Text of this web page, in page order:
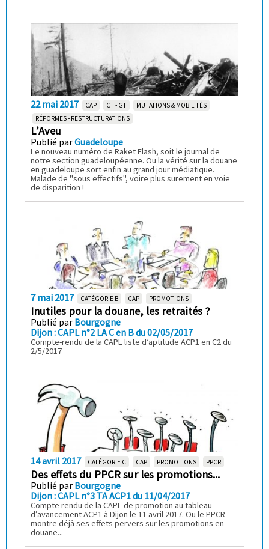
22 mai 2017 CAP CT - GT
MUTATIONS & MOBILITÉS
RÉFORMES - RESTRUCTURATIONS
L’Aveu
Publié parGuadeloupe
Le nouveau numéro de Raket Flash, soit le journal de
notre section guadeloupéenne. Ou la vérité sur la douane
en guadeloupe sort enfin au grand jour médiatique.
Malade de "sous effectifs", voire plus surement en voie
de disparition !
7 mai 2017 CATÉGORIE B CAP PROMOTIONS
Inutiles pour la douane, les retraités ?
Publié par Bourgogne
Dijon : CAPL n°2 LA C en B du 02/05/2017
Compte-rendu de la CAPL liste d’aptitude ACP1 en C2 du
2/5/2017
14 avril 2017 CATÉGORIE C CAP PROMOTIONS PPCR
Des effets du PPCR sur les promotions...
Publié par Bourgogne
Dijon : CAPL n°3 TA ACP1 du 11/04/2017
Compte rendu de la CAPL de promotion au tableau
d’avancement ACP1 à Dijon le 11 avril 2017. Ou le PPCR
montre déjà ses effets pervers sur les promotions en
douane...